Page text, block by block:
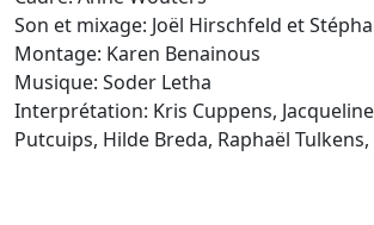
Son et mixage: Joël Hirschfeld et
Montage: Karen Benainous
Musique: Soder Letha
Interprétation: Kris Cuppens,
Putcuips, Hilde Breda, Raphaël